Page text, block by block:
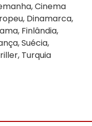
,Cinema
, Dinamarca,
, Finlândia,
,Suécia,
, Turquia